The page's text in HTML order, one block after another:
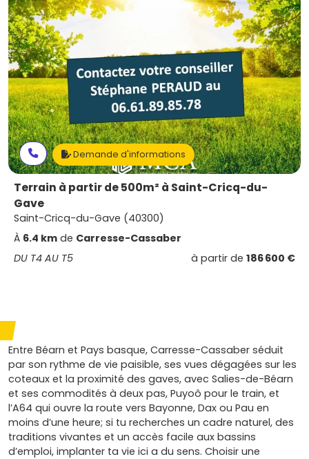
Demande d'informations
Terrain à partir de 500m² à Saint-Cricq-du-
Gave
Saint-Cricq-du-Gave (40300)
À 6.4 km de Carresse-Cassaber
DU T4 AU T5
à partir de 186 600 €
Entre Béarn et Pays basque, Carresse-Cassaber séduit
par son rythme de vie paisible, ses vues dégagées sur les
coteaux et la proximité des gaves, avec Salies-de-Béarn
et ses commodités à deux pas, Puyoô pour le train, et
l’A64 qui ouvre la route vers Bayonne, Dax ou Pau en
moins d’une heure; si tu recherches un cadre naturel, des
traditions vivantes et un accès facile aux bassins
d’emploi, implanter ta vie ici a du sens. Choisir une